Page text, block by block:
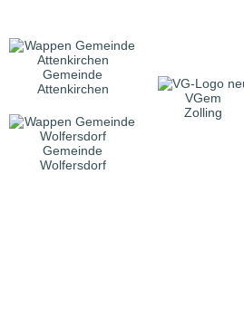
Gemeinde
Attenkirchen
VGem
Zolling
Gemeinde
Wolfersdorf